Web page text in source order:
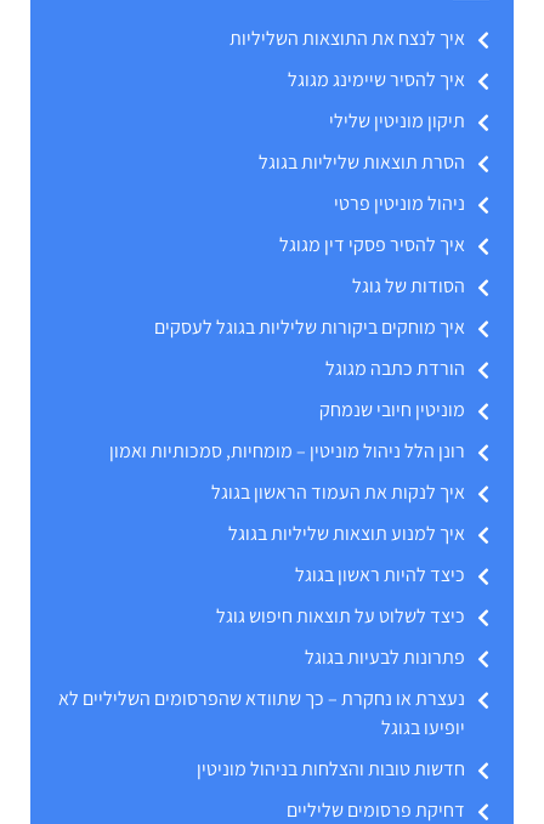
איך לנצח את התוצאות השליליות
איך להסיר שיימינג מגוגל
תיקון מוניטין שלילי
הסרת תוצאות שליליות בגוגל
ניהול מוניטין פרטי
איך להסיר פסקי דין מגוגל
הסודות של גוגל
איך מוחקים ביקורות שליליות בגוגל לעסקים
הורדת כתבה מגוגל
מוניטין חיובי שנמחק
רונן הלל ניהול מוניטין – מומחיות, סמכותיות ואמון
איך לנקות את העמוד הראשון בגוגל
איך למנוע תוצאות שליליות בגוגל
כיצד להיות ראשון בגוגל
כיצד לשלוט על תוצאות חיפוש גוגל
פתרונות לבעיות בגוגל
נעצרת או נחקרת – כך שתוודא שהפרסומים השליליים לא
יופיעו בגוגל
חדשות טובות והצלחות בניהול מוניטין
דחיקת פרסומים שליליים